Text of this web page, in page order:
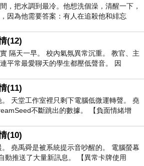
，把水調到最冷。他想洗個澡，清醒一下，
因為他需要答案：有人在追殺他和緋忘
(12)
隔天一早。 校內氣氛異常沉重。 教官、主
平常最愛聊天的學生都壓低聲音。 因
(11)
天堂工作室裡只剩下電腦低微運轉聲。 堯
不斷跳出的數據。 【負面情緒增
(10)
堯禹舜是被系統提示音吵醒的。 電腦螢幕
動推送了大量新訊息。 【異常卡牌使用